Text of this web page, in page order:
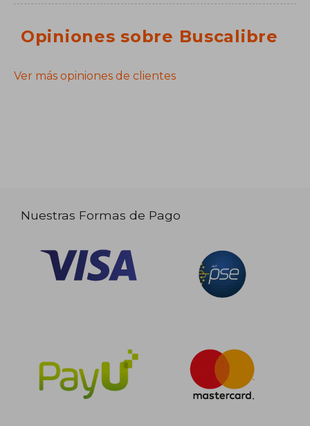
Opiniones sobre Buscalibre
Ver más opiniones de clientes
Nuestras Formas de Pago